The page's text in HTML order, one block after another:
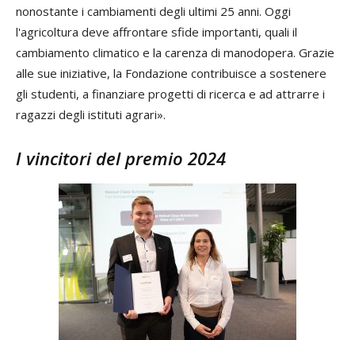
nonostante i cambiamenti degli ultimi 25 anni. Oggi
l'agricoltura deve affrontare sfide importanti, quali il
cambiamento climatico e la carenza di manodopera. Grazie
alle sue iniziative, la Fondazione contribuisce a sostenere
gli studenti, a finanziare progetti di ricerca e ad attrarre i
ragazzi degli istituti agrari».
I vincitori del premio 2024